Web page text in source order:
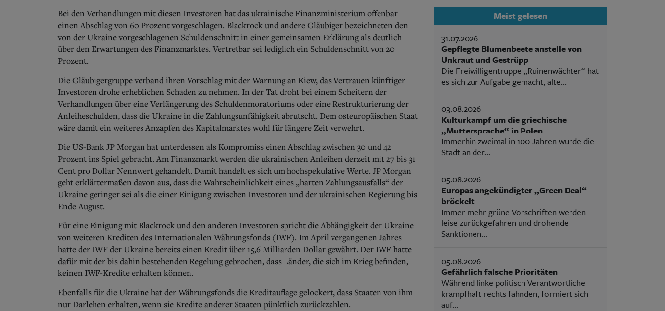
Bei den Verhandlungen mit diesen Investoren hat das ukrainische Finanzministerium offenbar
einen Abschlag von 60 Prozent vorgeschlagen. Blackrock und andere Gläubiger bezeichneten den
von der Ukraine vorgeschlagenen Schuldenschnitt in einer gemeinsamen Erklärung als deutlich
über den Erwartungen des Finanzmarktes. Vertretbar sei lediglich ein Schuldenschnitt von 20
Prozent.
Die Gläubigergruppe verband ihren Vorschlag mit der Warnung an Kiew, das Vertrauen künftiger
Investoren drohe erheblichen Schaden zu nehmen. In der Tat droht bei einem Scheitern der
Verhandlungen über eine Verlängerung des Schuldenmoratoriums oder eine Restrukturierung der
Anleiheschulden, dass die Ukraine in die Zahlungsunfähigkeit abrutscht. Dem osteuropäischen Staat
wäre damit ein weiteres Anzapfen des Kapitalmarktes wohl für längere Zeit verwehrt.
Die US-Bank JP Morgan hat unterdessen als Kompromiss einen Abschlag zwischen 30 und 42
Prozent ins Spiel gebracht. Am Finanzmarkt werden die ukrainischen Anleihen derzeit mit 27 bis 31
Cent pro Dollar Nennwert gehandelt. Damit handelt es sich um hochspekulative Werte. JP Morgan
geht erklärtermaßen davon aus, dass die Wahrscheinlichkeit eines „harten Zahlungsausfalls“ der
Ukraine geringer sei als die einer Einigung zwischen Investoren und der ukrainischen Regierung bis
Ende August.
Für eine Einigung mit Blackrock und den anderen Investoren spricht die Abhängigkeit der Ukraine
von weiteren Krediten des Internationalen Währungsfonds (IWF). Im April vergangenen Jahres
hatte der IWF der Ukraine bereits einen Kredit über 15,6 Milliarden Dollar gewährt. Der IWF hatte
dafür mit der bis dahin bestehenden Regelung gebrochen, dass Länder, die sich im Krieg befinden,
keinen IWF-Kredite erhalten können.
Ebenfalls für die Ukraine hat der Währungsfonds die Kreditauflage gelockert, dass Staaten von ihm
nur Darlehen erhalten, wenn sie Kredite anderer Staaten pünktlich zurückzahlen.
Meist gelesen
31.07.2026
Gepflegte Blumenbeete anstelle von
Unkraut und Gestrüpp
Die Freiwilligentruppe „Ruinenwächter“ hat
es sich zur Aufgabe gemacht, alte...
03.08.2026
Kulturkampf um die griechische
„Muttersprache“ in Polen
Immerhin zweimal in 100 Jahren wurde die
Stadt an der...
05.08.2026
Europas angekündigter „Green Deal“
bröckelt
Immer mehr grüne Vorschriften werden
leise zurückgefahren und drohende
Sanktionen...
05.08.2026
Gefährlich falsche Prioritäten
Während linke politisch Verantwortliche
krampfhaft rechts fahnden, formiert sich
auf...